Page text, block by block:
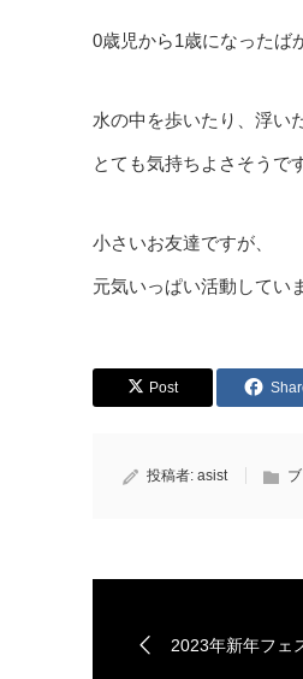
0歳児から1歳になったば
水の中を歩いたり、浮い
とても気持ちよさそうで
小さいお友達ですが、
元気いっぱい活動してい
Post
投稿者: asist
2023年新年フェ